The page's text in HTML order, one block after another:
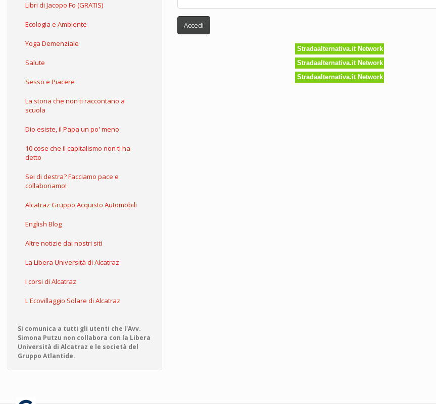
Libri di Jacopo Fo (GRATIS)
Ecologia e Ambiente
Yoga Demenziale
Salute
Sesso e Piacere
La storia che non ti raccontano a
scuola
Dio esiste, il Papa un po' meno
10 cose che il capitalismo non ti ha
detto
Sei di destra? Facciamo pace e
collaboriamo!
Alcatraz Gruppo Acquisto Automobili
English Blog
Altre notizie dai nostri siti
La Libera Università di Alcatraz
I corsi di Alcatraz
L'Ecovillaggio Solare di Alcatraz
Si comunica a tutti gli utenti che l'Avv.
Simona Putzu non collabora con la Libera
Università di Alcatraz e le società del
Gruppo Atlantide.
Accedi
Stradaalternativa.it Network
Stradaalternativa.it Network
Stradaalternativa.it Network